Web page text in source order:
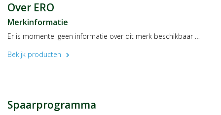
Over ERO
Merkinformatie
Er is momentel geen informatie over dit merk beschikbaar …
Bekijk producten
chevron_right
Spaarprogramma